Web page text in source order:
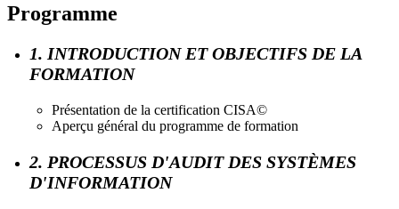
Programme
1. INTRODUCTION ET OBJECTIFS DE LA
FORMATION
Présentation de la certification CISA©
Aperçu général du programme de formation
2. PROCESSUS D'AUDIT DES SYSTÈMES
D'INFORMATION